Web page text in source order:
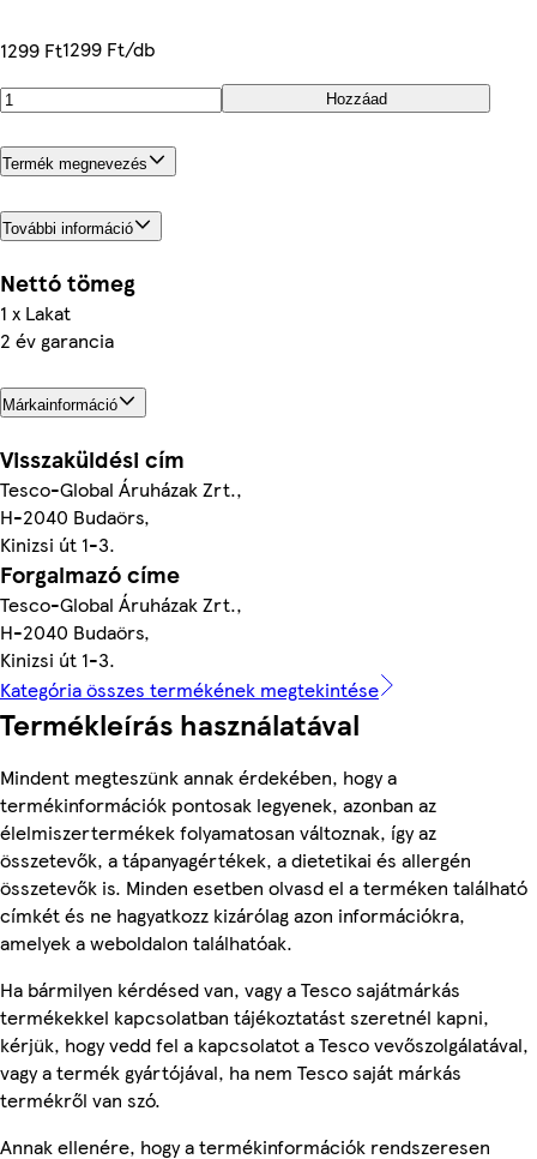
1299 Ft1299 Ft/db
Hozzáad
Termék megnevezés
További információ
Nettó tömeg
1 x Lakat
2 év garancia
Márkainformáció
Visszaküldési cím
Tesco-Global Áruházak Zrt.,
H-2040 Budaörs,
Kinizsi út 1-3.
Forgalmazó címe
Tesco-Global Áruházak Zrt.,
H-2040 Budaörs,
Kinizsi út 1-3.
Kategória összes termékének megtekintése
Termékleírás használatával
Mindent megteszünk annak érdekében, hogy a
termékinformációk pontosak legyenek, azonban az
élelmiszertermékek folyamatosan változnak, így az
összetevők, a tápanyagértékek, a dietetikai és allergén
összetevők is. Minden esetben olvasd el a terméken található
címkét és ne hagyatkozz kizárólag azon információkra,
amelyek a weboldalon találhatóak.
Ha bármilyen kérdésed van, vagy a Tesco sajátmárkás
termékekkel kapcsolatban tájékoztatást szeretnél kapni,
kérjük, hogy vedd fel a kapcsolatot a Tesco vevőszolgálatával,
vagy a termék gyártójával, ha nem Tesco saját márkás
termékről van szó.
Annak ellenére, hogy a termékinformációk rendszeresen